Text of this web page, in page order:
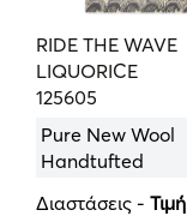
RIDE THE WAVE
LIQUORICE
125605
Pure New Wool
Handtufted
Διαστάσεις -Τιμή